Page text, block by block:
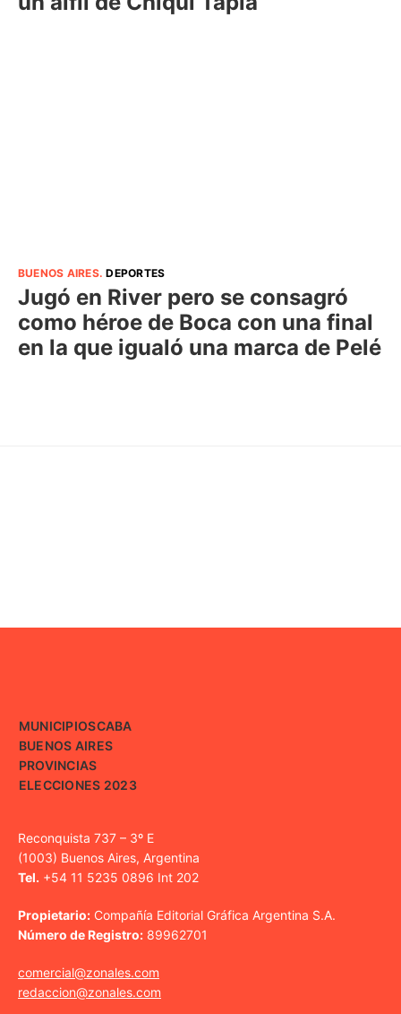
BUENOS AIRES.DEPORTES
Jugó en River pero se consagró
como héroe de Boca con una final
en la que igualó una marca de Pelé
MUNICIPIOSCABA
BUENOS AIRES
PROVINCIAS
ELECCIONES 2023
Reconquista 737 – 3º E
(1003) Buenos Aires, Argentina
Tel. +54 11 5235 0896 Int 202
Propietario: Compañía Editorial Gráfica Argentina S.A.
Número de Registro: 89962701
comercial@zonales.com
redaccion@zonales.com